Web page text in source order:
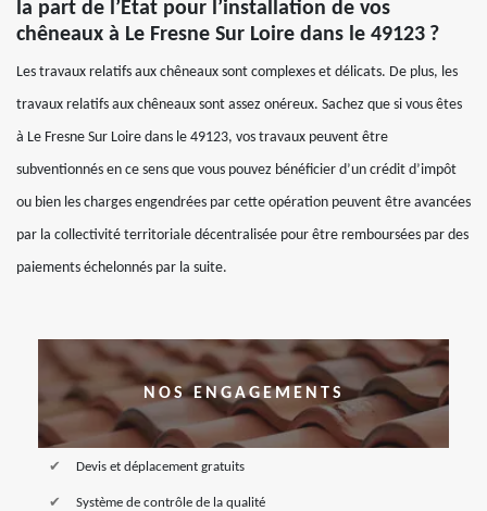
la part de l’État pour l’installation de vos
chêneaux à Le Fresne Sur Loire dans le 49123 ?
Les travaux relatifs aux chêneaux sont complexes et délicats. De plus, les
travaux relatifs aux chêneaux sont assez onéreux. Sachez que si vous êtes
à Le Fresne Sur Loire dans le 49123, vos travaux peuvent être
subventionnés en ce sens que vous pouvez bénéficier d’un crédit d’impôt
ou bien les charges engendrées par cette opération peuvent être avancées
par la collectivité territoriale décentralisée pour être remboursées par des
paiements échelonnés par la suite.
NOS ENGAGEMENTS
Devis et déplacement gratuits
Système de contrôle de la qualité